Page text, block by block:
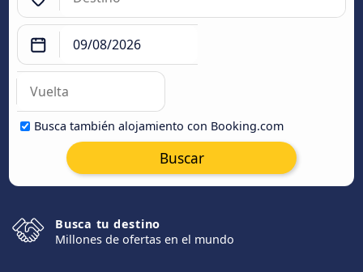
Busca también alojamiento con Booking.com
Buscar
Busca tu destino
Millones de ofertas en el mundo